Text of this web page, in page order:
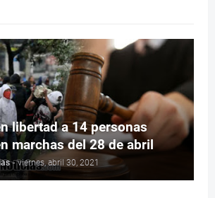
libertad a 14 personas
marchas del 28 de abril
- viernes, abril 30, 2021